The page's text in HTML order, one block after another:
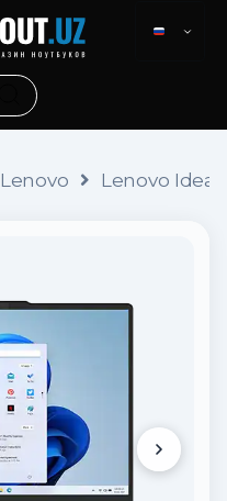
Lenovo Lenovo